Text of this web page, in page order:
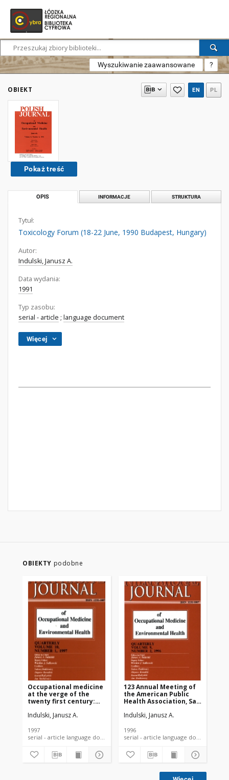
Wyszukiwanie zaawansowane ?
OBIEKT EN PL
Pokaż treść
OPIS INFORMACJE STRUKTURA
Tytuł:
Toxicology Forum (18-22 June, 1990 Budapest, Hungary)
Autor:
Indulski, Janusz A.
Data wydania:
1991
Typ zasobu:
serial - article ; language document
Więcej
OBIEKTY podobne
Occupational medicine
at the verge of the
twenty first century:
accomplished and
the preventive
approach
Indulski, Janusz A.
1997
serial - article language document
123 Annual Meeting of
the American Public
Health Association, San
October - 2 November,
Indulski, Janusz A.
1996
serial - article language document